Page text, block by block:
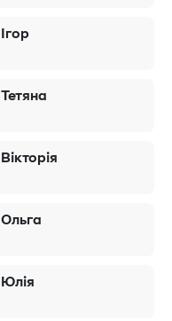
Ігор
Тетяна
Вікторія
Ольга
Юлія